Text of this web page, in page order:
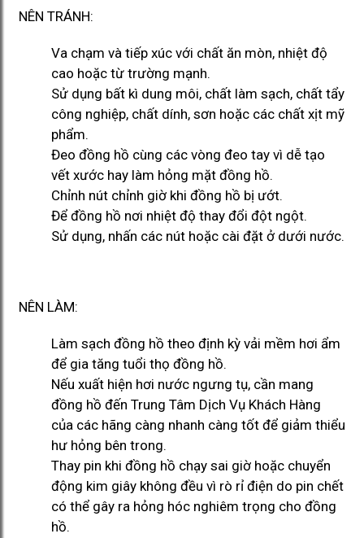
NÊN TRÁNH:
Va chạm và tiếp xúc với chất ăn mòn, nhiệt độ
cao hoặc từ trường mạnh.
Sử dụng bất kì dung môi, chất làm sạch, chất tẩy
công nghiệp, chất dính, sơn hoặc các chất xịt mỹ
phẩm.
Đeo đồng hồ cùng các vòng đeo tay vì dễ tạo
vết xước hay làm hỏng mặt đồng hồ.
Chỉnh nút chỉnh giờ khi đồng hồ bị ướt.
Để đồng hồ nơi nhiệt độ thay đổi đột ngột.
Sử dụng, nhấn các nút hoặc cài đặt ở dưới nước.
NÊN LÀM:
Làm sạch đồng hồ theo định kỳ vải mềm hơi ẩm
để gia tăng tuổi thọ đồng hồ.
Nếu xuất hiện hơi nước ngưng tụ, cần mang
đồng hồ đến Trung Tâm Dịch Vụ Khách Hàng
của các hãng càng nhanh càng tốt để giảm thiểu
hư hỏng bên trong.
Thay pin khi đồng hồ chạy sai giờ hoặc chuyển
động kim giây không đều vì rò rỉ điện do pin chết
có thể gây ra hỏng hóc nghiêm trọng cho đồng
hồ.